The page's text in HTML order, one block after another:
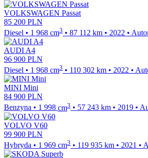
VOLKSWAGEN Passat
85 200 PLN
Diesel • 1 968 cm3 • 87 112 km • 2022 •
AUDI A4
96 900 PLN
Diesel • 1 968 cm3 • 110 302 km • 2022 •
MINI Mini
84 900 PLN
Benzyna • 1 998 cm3 • 57 243 km • 2019 •
VOLVO V60
99 900 PLN
Hybryda • 1 969 cm3 • 119 935 km • 2021 •